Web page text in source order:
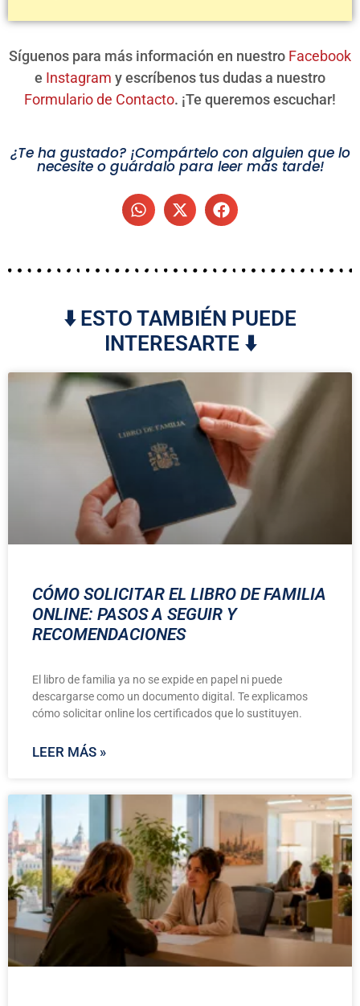
Síguenos para más información en nuestro Facebook
e Instagram y escríbenos tus dudas a nuestro
Formulario de Contacto. ¡Te queremos escuchar!
¿Te ha gustado? ¡Compártelo con alguien que lo
necesite o guárdalo para leer más tarde!
⬇️ ESTO TAMBIÉN PUEDE
INTERESARTE ⬇️
CÓMO SOLICITAR EL LIBRO DE FAMILIA
ONLINE: PASOS A SEGUIR Y
RECOMENDACIONES
El libro de familia ya no se expide en papel ni puede
descargarse como un documento digital. Te explicamos
cómo solicitar online los certificados que lo sustituyen.
LEER MÁS »